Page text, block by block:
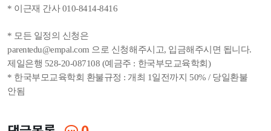
* 이근재 간사 010-8414-8416
* 모든 일정의 신청은
parentedu@empal.com 으로 신청해주시고, 입금해주시면 됩니다.
제일은행 528-20-087108 (예금주 : 한국부모교육학회)
* 한국부모교육학회 환불규정 : 개최 1일전까지 50% / 당일환불
안됨